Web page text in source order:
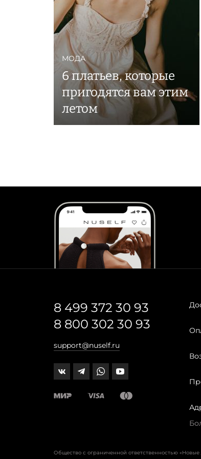
МОДА
6 платьев, которые
пригодятся вам этим
летом
8 499 372 30 93
8 800 302 30 93
support@nuself.ru
Общество с ограниченной ответственностью